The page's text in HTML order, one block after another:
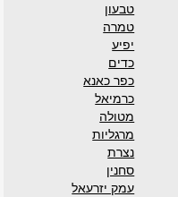
טבעון
טמרה
יפיע
כדים
כפר כאנא
כרמיאל
מטולה
מרגליות
נצרת
סחנין
עמק יזרעאל